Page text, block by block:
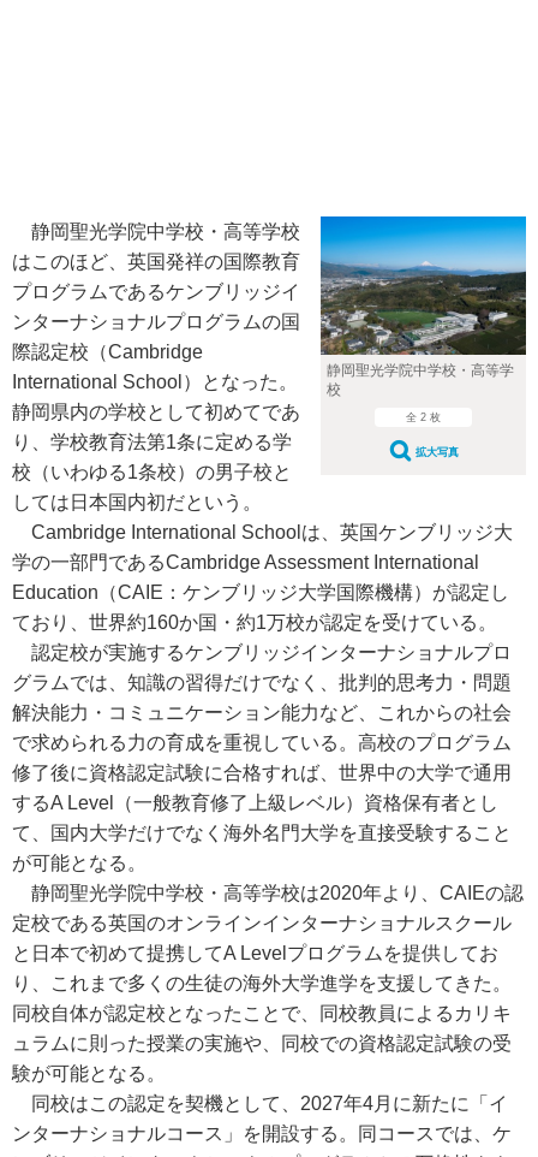
静岡聖光学院中学校・高等学
校
全 2 枚
拡大写真
静岡聖光学院中学校・高等学校
はこのほど、英国発祥の国際教育
プログラムであるケンブリッジイ
ンターナショナルプログラムの国
際認定校（Cambridge
International School）となった。
静岡県内の学校として初めてであ
り、学校教育法第1条に定める学
校（いわゆる1条校）の男子校と
しては日本国内初だという。
Cambridge International Schoolは、英国ケンブリッジ大
学の一部門であるCambridge Assessment International
Education（CAIE：ケンブリッジ大学国際機構）が認定し
ており、世界約160か国・約1万校が認定を受けている。
認定校が実施するケンブリッジインターナショナルプロ
グラムでは、知識の習得だけでなく、批判的思考力・問題
解決能力・コミュニケーション能力など、これからの社会
で求められる力の育成を重視している。高校のプログラム
修了後に資格認定試験に合格すれば、世界中の大学で通用
するA Level（一般教育修了上級レベル）資格保有者とし
て、国内大学だけでなく海外名門大学を直接受験すること
が可能となる。
静岡聖光学院中学校・高等学校は2020年より、CAIEの認
定校である英国のオンラインインターナショナルスクール
と日本で初めて提携してA Levelプログラムを提供してお
り、これまで多くの生徒の海外大学進学を支援してきた。
同校自体が認定校となったことで、同校教員によるカリキ
ュラムに則った授業の実施や、同校での資格認定試験の受
験が可能となる。
同校はこの認定を契機として、2027年4月に新たに「イ
ンターナショナルコース」を開設する。同コースでは、ケ